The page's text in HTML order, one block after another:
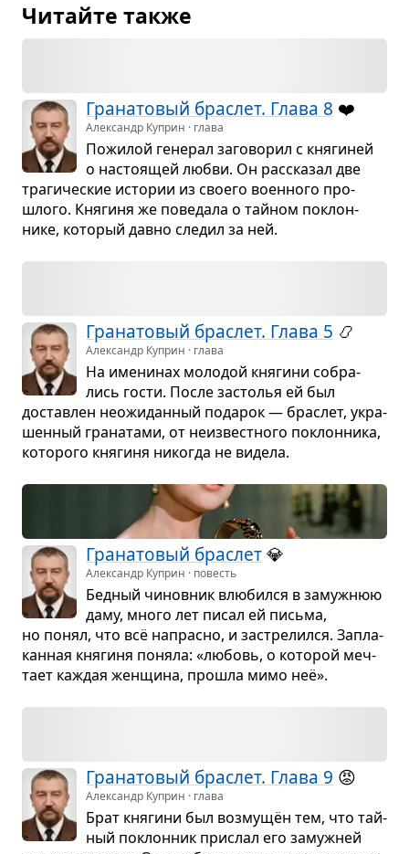
Читайте также
Гра­на­то­вый брас­лет. Глава 8 ❤️
Александр Куприн · глава
Пожи­лой гене­рал заго­во­рил с кня­ги­ней
о насто­я­щей любви. Он рас­ска­зал две
тра­ги­че­ские исто­рии из сво­его воен­ного про­
шлого. Кня­гиня же пове­дала о тай­ном поклон­
нике, кото­рый давно сле­дил за ней.
Гра­на­то­вый брас­лет. Глава 5 📿
Александр Куприн · глава
На име­ни­нах моло­дой кня­гини собра­
лись гости. После засто­лья ей был
достав­лен неожи­дан­ный пода­рок — брас­лет, укра­
шен­ный гра­на­тами, от неиз­вест­ного поклон­ника,
кото­рого кня­гиня нико­гда не видела.
Гра­на­то­вый брас­лет💎
Александр Куприн · повесть
Бед­ный чинов­ник влю­бился в замуж­нюю
даму, много лет писал ей письма,
но понял, что всё напрасно, и застре­лился. Запла­
кан­ная кня­гиня поняла: «любовь, о кото­рой меч­
тает каж­дая жен­щина, про­шла мимо неё».
Гра­на­то­вый брас­лет. Глава 9 😡
Александр Куприн · глава
Брат кня­гини был воз­мущён тем, что тай­
ный поклон­ник при­слал его замуж­ней